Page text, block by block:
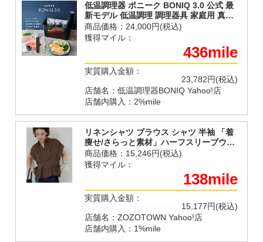
低温調理器 ボニーク BONIQ 3.0 公式 最
新モデル 低温調理 調理器具 家庭用 真空
調理 自動調理 防水 簡単 スロークッカー
1年保証 クリップ式 レシピ おしゃれ
商品価格： 24,000円(税込)
獲得マイル：
436mile
実質購入金額：
23,782円(税込)
店舗名：低温調理器BONIQ Yahoo!店
店舗内購入：2%mile
リネンシャツ ブラウス シャツ 半袖 「着
痩せ/さらっと素材」ハーフスリーブウエ
ストシェイプシャツ レディース
商品価格： 15,246円(税込)
獲得マイル：
138mile
実質購入金額：
15,177円(税込)
店舗名：ZOZOTOWN Yahoo!店
店舗内購入：1%mile